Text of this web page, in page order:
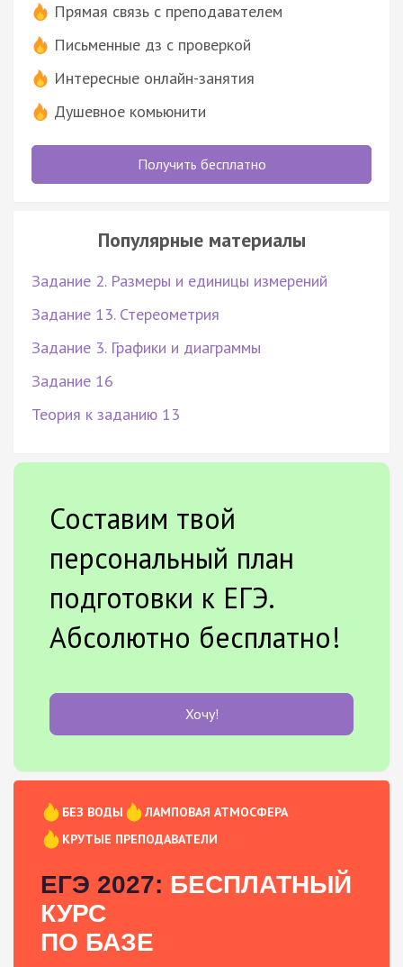
Прямая связь с преподавателем
Письменные дз с проверкой
Интересные онлайн-занятия
Душевное комьюнити
Получить бесплатно
Популярные материалы
Задание 2. Размеры и единицы измерений
Задание 13. Стереометрия
Задание 3. Графики и диаграммы
Задание 16
Теория к заданию 13
Составим твой
персональный план
подготовки к ЕГЭ.
Абсолютно бесплатно!
Хочу!
БЕЗ ВОДЫ
ЛАМПОВАЯ АТМОСФЕРА
КРУТЫЕ ПРЕПОДАВАТЕЛИ
ЕГЭ 2027: БЕСПЛАТНЫЙ
КУРС
ПО БАЗЕ